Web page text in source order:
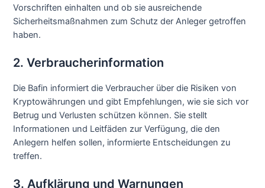
Vorschriften einhalten und ob sie ausreichende
Sicherheitsmaßnahmen zum Schutz der Anleger getroffen
haben.
2. Verbraucherinformation
Die Bafin informiert die Verbraucher über die Risiken von
Kryptowährungen und gibt Empfehlungen, wie sie sich vor
Betrug und Verlusten schützen können. Sie stellt
Informationen und Leitfäden zur Verfügung, die den
Anlegern helfen sollen, informierte Entscheidungen zu
treffen.
3. Aufklärung und Warnungen